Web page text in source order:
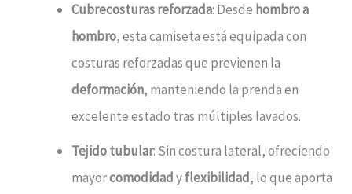
Cubrecosturas reforzada: Desde hombro a
hombro, esta camiseta está equipada con
costuras reforzadas que previenen la
deformación, manteniendo la prenda en
excelente estado tras múltiples lavados.
Tejido tubular: Sin costura lateral, ofreciendo
mayorcomodidadyflexibilidad, lo que aporta